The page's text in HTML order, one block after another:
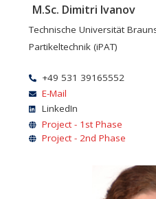
M.Sc. Dimitri Ivanov
Technische Universität
Partikeltechnik (iPAT)
+49 531 39165552
E-Mail
LinkedIn
Project - 1st Phase
Project - 2nd Phase